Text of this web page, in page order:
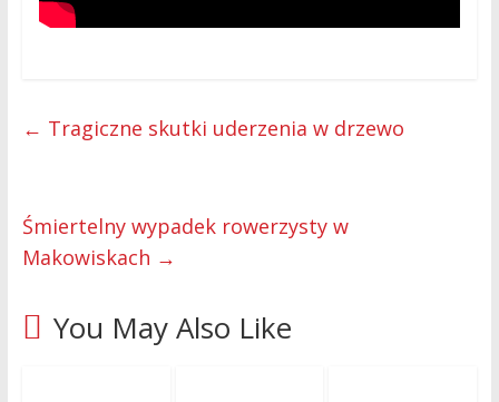
← Tragiczne skutki uderzenia w drzewo
Śmiertelny wypadek rowerzysty w
Makowiskach →
You May Also Like